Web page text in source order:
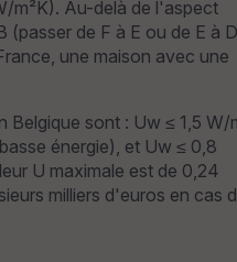
m²K). Au-delà de l'aspect
(passer de F à E ou de E à
une maison avec une
sont : Uw ≤ 1,5 W/
énergie), et Uw ≤ 0,8
U maximale est de 0,24
milliers d'euros en cas